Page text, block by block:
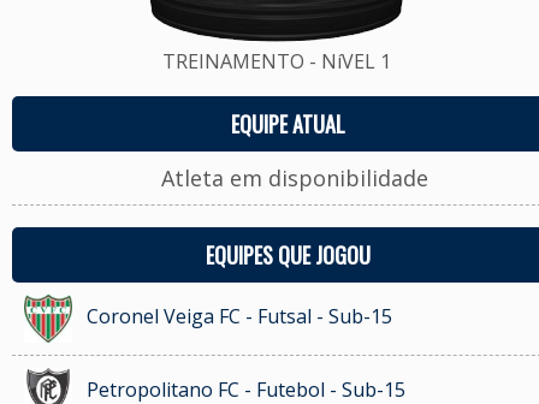
TREINAMENTO - NíVEL 1
EQUIPE ATUAL
Atleta em disponibilidade
EQUIPES QUE JOGOU
Coronel Veiga FC - Futsal - Sub-15
Petropolitano FC - Futebol - Sub-15